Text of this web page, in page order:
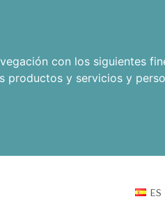
con los siguientes
productos y servicios y
ES